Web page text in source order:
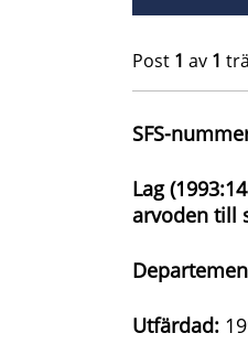
Post 1 av 1
SFS-
Lag
arvoden till
Utfärdad: